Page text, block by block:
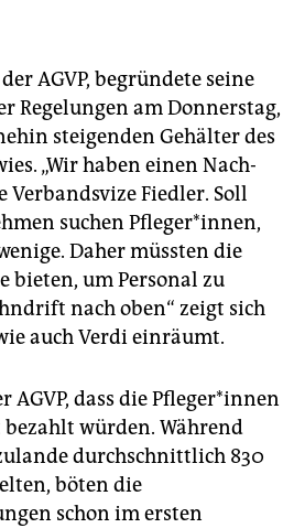
AGVP, begründete seine
Regelungen am Donnerstag,
steigenden Gehälter des
„Wir haben einen Nach­
Verbandsvize Fiedler. Soll
suchen Pfleger*innen,
Daher müssten die
bieten, um Personal zu
nach oben“ zeigt sich
auch Verdi einräumt.
AGVP, dass die Pfleger*innen
würden. Während
durchschnittlich 830
böten die
schon im ersten